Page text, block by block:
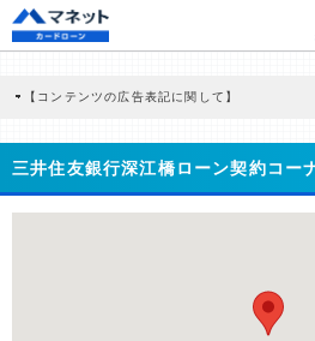
【コンテンツの広告表記に関して】
商品を根拠なくPRするものではなく、当編集部
どに基づき、公平性を担保した情報提供を行って
>提携企業一覧
三井住友銀行深江橋ローン契約コー